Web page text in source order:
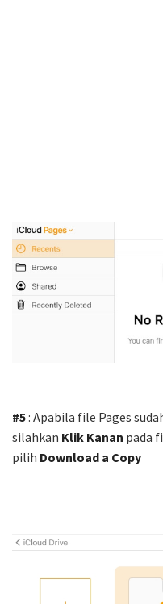
#5: Apabila file Pages
silahkan Klik Kanan pada
pilih Download a Copy